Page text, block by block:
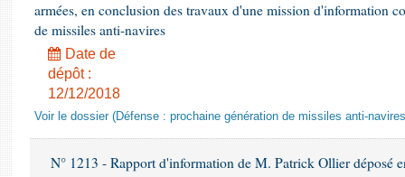
armées, en conclusion des travaux d'une mission d'information
de missiles anti-navires
Date de
dépôt :
12/12/2018
Voir le dossier (Défense : prochaine génération de missiles anti-
N° 1213 - Rapport d'information de M. Patrick Ollier déposé